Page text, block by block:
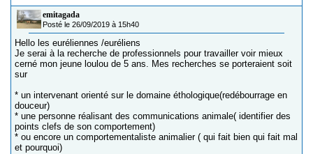
emitagada
Posté le 26/09/2019 à 15h40
Hello les euréliennes /euréliens
Je serai à la recherche de professionnels pour travailler voir mieux
cerné mon jeune loulou de 5 ans. Mes recherches se porteraient soit
sur
* un intervenant orienté sur le domaine éthologique(redébourrage en
douceur)
* une personne réalisant des communications animale( identifier des
points clefs de son comportement)
* ou encore un comportementaliste animalier ( qui fait bien qui fait mal
et pourquoi)